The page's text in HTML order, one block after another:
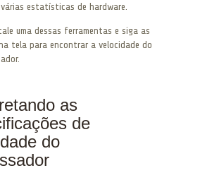
estatísticas de hardware.
uma dessas ferramentas e siga as
tela para encontrar a velocidade do
as
de
do